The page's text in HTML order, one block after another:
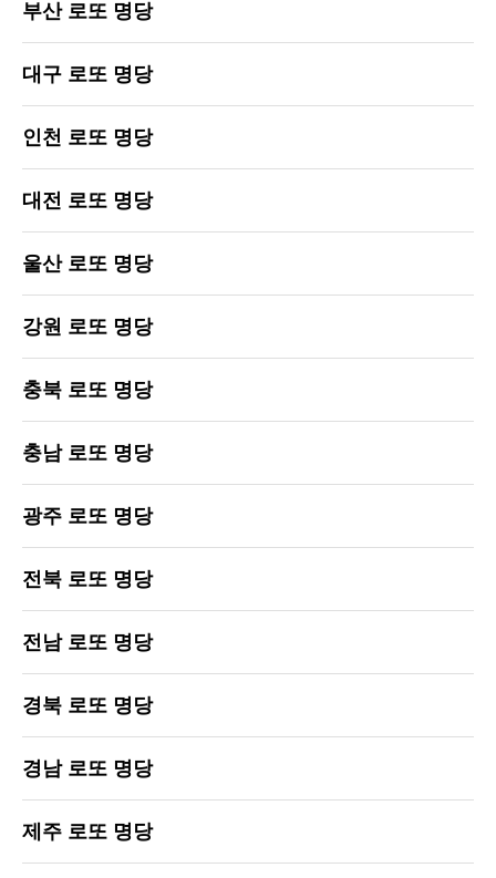
부산 로또 명당
대구 로또 명당
인천 로또 명당
대전 로또 명당
울산 로또 명당
강원 로또 명당
충북 로또 명당
충남 로또 명당
광주 로또 명당
전북 로또 명당
전남 로또 명당
경북 로또 명당
경남 로또 명당
제주 로또 명당